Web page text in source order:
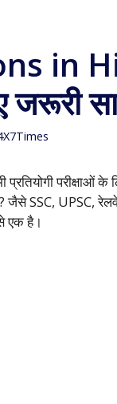
in
जरूरी
परीक्षाओं के
जैसे SSC, UPSC,
एक है।